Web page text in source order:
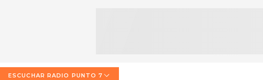
ACTUALIDAD
QUIÉNES SOMOS
TARIFAS POLÍTICAS PÁGINA 7
ESCUCHAR RADIO PUNTO 7